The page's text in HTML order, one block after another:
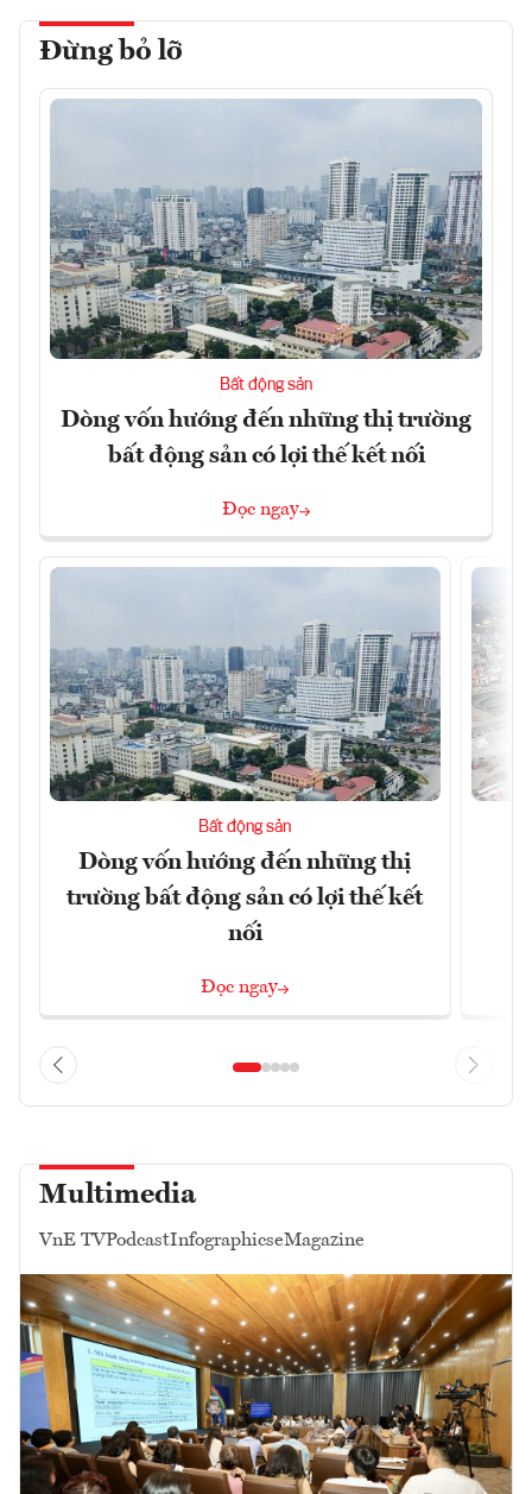
Đừng bỏ lỡ
Bất động sản
Dòng vốn hướng đến những thị trường
bất động sản có lợi thế kết nối
Đọc ngay
Bất động sản
Dòng vốn hướng đến những thị
trường bất động sản có lợi thế kết
nối
Đọc ngay
Multimedia
VnE TVPodcastInfographicseMagazine